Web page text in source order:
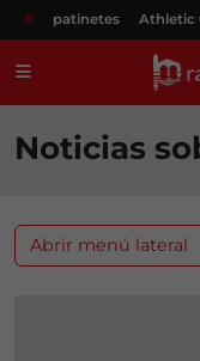
# patinetes Athletic
Noticias
Abrir menú lateral